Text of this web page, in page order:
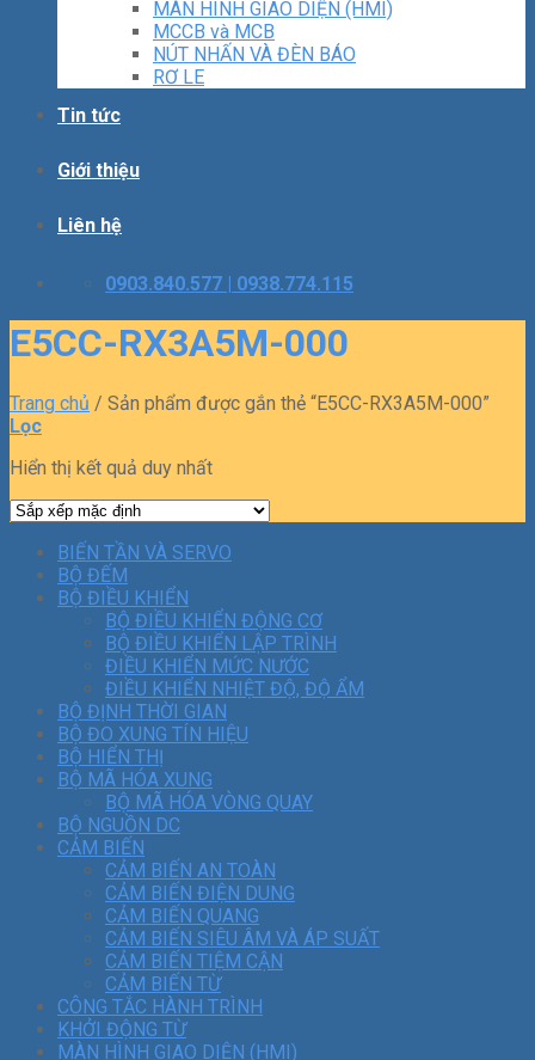
MÀN HÌNH GIAO DIỆN (HMI)
MCCB và MCB
NÚT NHẤN VÀ ĐÈN BÁO
RƠ LE
Tin tức
Giới thiệu
Liên hệ
0903.840.577 | 0938.774.115
E5CC-RX3A5M-000
Trang chủ / Sản phẩm được gắn thẻ “E5CC-RX3A5M-000”
Lọc
Hiển thị kết quả duy nhất
BIẾN TẦN VÀ SERVO
BỘ ĐẾM
BỘ ĐIỀU KHIỂN
BỘ ĐIỀU KHIỂN ĐỘNG CƠ
BỘ ĐIỀU KHIỂN LẬP TRÌNH
ĐIỀU KHIỂN MỨC NƯỚC
ĐIỀU KHIỂN NHIỆT ĐỘ, ĐỘ ẨM
BỘ ĐỊNH THỜI GIAN
BỘ ĐO XUNG TÍN HIỆU
BỘ HIỂN THỊ
BỘ MÃ HÓA XUNG
BỘ MÃ HÓA VÒNG QUAY
BỘ NGUỒN DC
CẢM BIẾN
CẢM BIẾN AN TOÀN
CẢM BIẾN ĐIỆN DUNG
CẢM BIẾN QUANG
CẢM BIẾN SIÊU ÂM VÀ ÁP SUẤT
CẢM BIẾN TIỆM CẬN
CẢM BIẾN TỪ
CÔNG TẮC HÀNH TRÌNH
KHỞI ĐỘNG TỪ
MÀN HÌNH GIAO DIỆN (HMI)